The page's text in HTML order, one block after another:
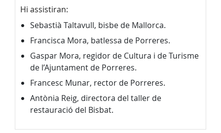
Hi assistiran:
Sebastià Taltavull, bisbe de Mallorca.
Francisca Mora, batlessa de Porreres.
Gaspar Mora, regidor de Cultura i de Turisme
de l’Ajuntament de Porreres.
Francesc Munar, rector de Porreres.
Antònia Reig, directora del taller de
restauració del Bisbat.